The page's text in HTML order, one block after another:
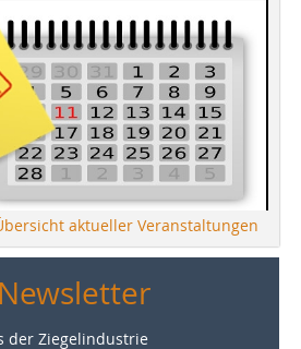
aktueller Veranstaltungen
der Ziegelindustrie